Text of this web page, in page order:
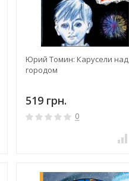
Юрий Томин: Карусели над
городом
519 грн.
0